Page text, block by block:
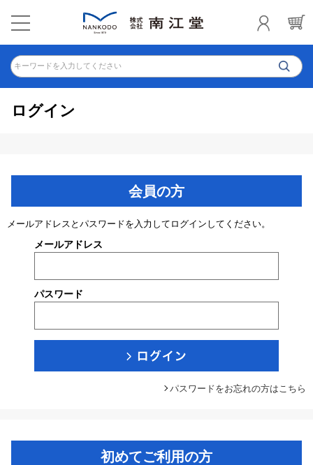
キーワードを入力してください
ログイン
会員の方
メールアドレスとパスワードを入力してログインしてください。
メールアドレス
パスワード
パスワードをお忘れの方はこちら
初めてご利用の方